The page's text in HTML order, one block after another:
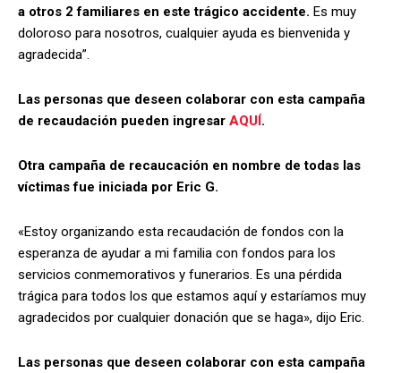
a otros 2 familiares en este trágico accidente. Es muy
doloroso para nosotros, cualquier ayuda es bienvenida y
agradecida”.
Las personas que deseen colaborar con esta campaña
de recaudación pueden ingresar AQUÍ.
Otra campaña de recaucación en nombre de todas las
víctimas fue iniciada por Eric G.
«Estoy organizando esta recaudación de fondos con la
esperanza de ayudar a mi familia con fondos para los
servicios conmemorativos y funerarios. Es una pérdida
trágica para todos los que estamos aquí y estaríamos muy
agradecidos por cualquier donación que se haga», dijo Eric.
Las personas que deseen colaborar con esta campaña